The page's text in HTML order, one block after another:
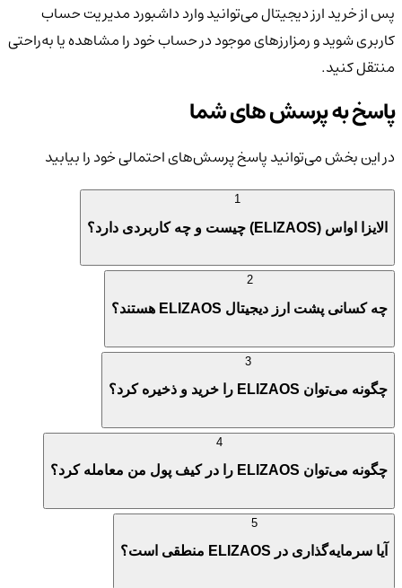
پس از خرید ارز دیجیتال می‌توانید وارد داشبورد مدیریت حساب
کاربری شوید و رمزارزهای موجود در حساب خود را مشاهده یا به‌راحتی
منتقل کنید.
پاسخ به پرسش های شما
در این بخش می‌توانید پاسخ پرسش‌های احتمالی خود را بیابید
الایزا او‌اس (ELIZAOS) چیست و چه کاربردی دارد؟
چه کسانی پشت ارز دیجیتال ELIZAOS هستند؟
چگونه می‌توان ELIZAOS را خرید و ذخیره کرد؟
چگونه می‌توان ELIZAOS را در کیف پول من معامله کرد؟
آیا سرمایه‌گذاری در ELIZAOS منطقی است؟